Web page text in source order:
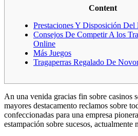
Content
Prestaciones Y Disposición Del
Consejos De Competir A los
Online
Más Juegos
Tragaperras Regalado De
An una venida gracias fin sobre casinos
mayores destacamento reclamos sobre
confeccionadas para una empresa
estampación sobre sucesos,